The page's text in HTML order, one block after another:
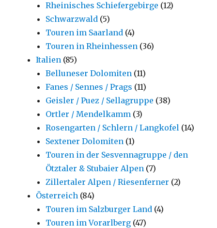
Rheinisches Schiefergebirge (12)
Schwarzwald (5)
Touren im Saarland (4)
Touren in Rheinhessen (36)
Italien (85)
Belluneser Dolomiten (11)
Fanes / Sennes / Prags (11)
Geisler / Puez / Sellagruppe (38)
Ortler / Mendelkamm (3)
Rosengarten / Schlern / Langkofel (14)
Sextener Dolomiten (1)
Touren in der Sesvennagruppe / den
Ötztaler & Stubaier Alpen (7)
Zillertaler Alpen / Riesenferner (2)
Österreich (84)
Touren im Salzburger Land (4)
Touren im Vorarlberg (47)